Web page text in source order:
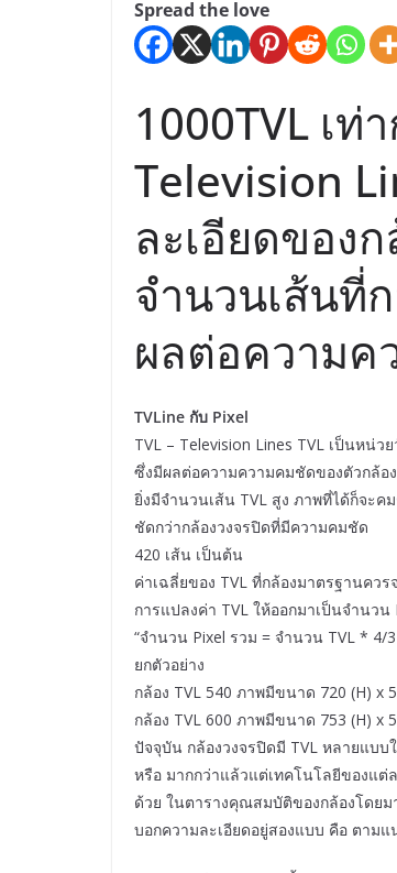
Spread the love
1000TVL เท่
Television
ละเอียดของ
จำนวนเส้นที่
ผลต่อความค
TVLine กับ Pixel
TVL – Television Lines TVL เป็นหน่
ซึ่งมีผลต่อความความคมชัดของตัวกล้อ
ยิ่งมีจำนวนเส้น TVL สูง ภาพที่ได้ก็จะ
ชัดกว่ากล้องวงจรปิดที่มีความคมชัด
420 เส้น เป็นต้น
ค่าเฉลี่ยของ TVL ที่กล้องมาตรฐานควร
การแปลงค่า TVL ให้ออกมาเป็นจำนวน
“จำนวน Pixel รวม = จำนวน TVL * 4/
ยกตัวอย่าง
กล้อง TVL 540 ภาพมีขนาด 720 (H) x
กล้อง TVL 600 ภาพมีขนาด 753 (H) x
ปัจจุบัน กล้องวงจรปิดมี TVL หลายแบบ
หรือ มากกว่าแล้วแต่เทคโนโลยีของแต่
ด้วย ในตารางคุณสมบัติของกล้องโดยม
บอกความละเอียดอยู่สองแบบ คือ ตาม